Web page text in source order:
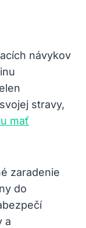
návykov
stravy,
mať
zaradenie​
do
a